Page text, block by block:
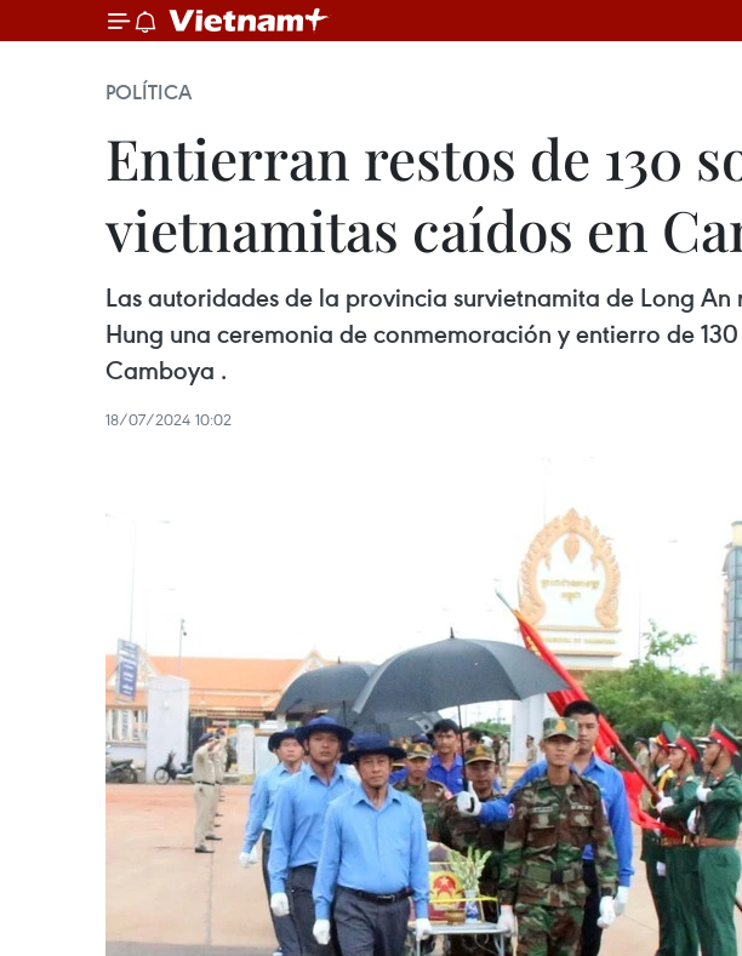
POLÍTICA
Entierran restos de 130
vietnamitas caídos en
Las autoridades de la provincia survietnamita de Long
Hung una ceremonia de conmemoración y entierro de
Camboya .
18/07/2024 10:02